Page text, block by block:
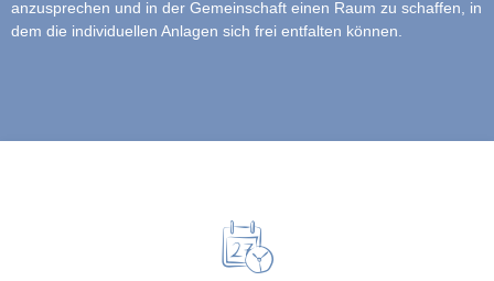
anzusprechen und in der Gemeinschaft einen Raum zu schaffen, in
dem die individuellen Anlagen sich frei entfalten können.